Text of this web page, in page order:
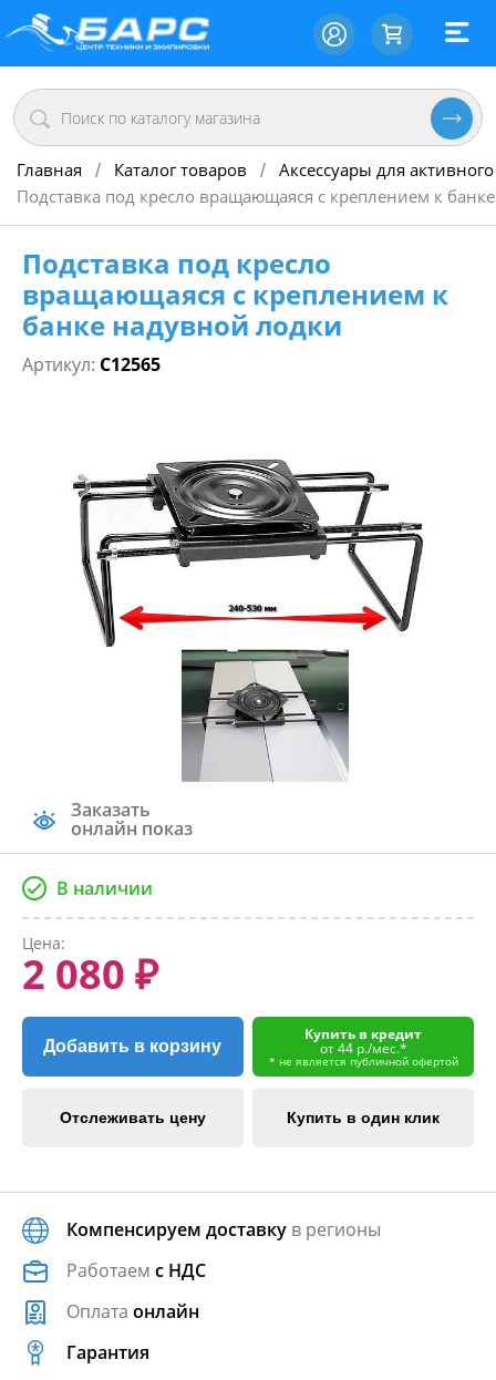
Главная / Каталог товаров / Аксессуары для
Подставка под кресло вращающаяся с креплением к
Подставка под кресло
вращающаяся с креплением к
банке надувной лодки
Артикул: C12565
Заказать
онлайн показ
В наличии
Цена:
2 080 ₽
Добавить в корзину
Купить в кредит
от 44 р./мес.*
* не является публичной офертой
Отслеживать цену Купить в один клик
Компенсируем доставку в регионы
Работаем с НДС
Оплата онлайн
Гарантия